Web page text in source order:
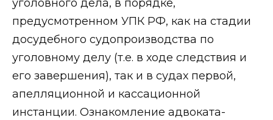
уголовного дела, в порядке,
предусмотренном УПК РФ, как на стадии
досудебного судопроизводства по
уголовному делу (т.е. в ходе следствия и
его завершения), так и в судах первой,
апелляционной и кассационной
инстанции. Ознакомление адвоката-